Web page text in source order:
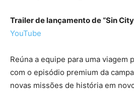
Trailer de lançamento de “Sin
YouTube
Reúna a equipe para uma viagem
com o episódio premium da
novas missões de história em